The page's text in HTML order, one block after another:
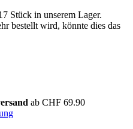
Stück in unserem Lager.
bestellt wird, könnte dies das
ab CHF 69.90